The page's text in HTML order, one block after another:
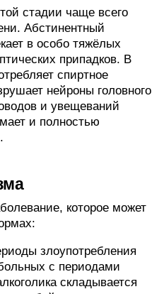
стадии чаще всего
Абстинентный
в особо тяжёлых
припадков. В
спиртное
нейроны головного
и увещеваний
и полностью
которое может
злоупотребления
с периодами
складывается